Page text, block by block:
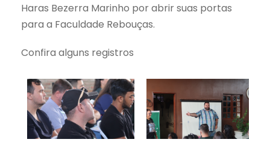
Haras Bezerra Marinho por abrir suas portas
para a Faculdade Rebouças.
Confira alguns registros